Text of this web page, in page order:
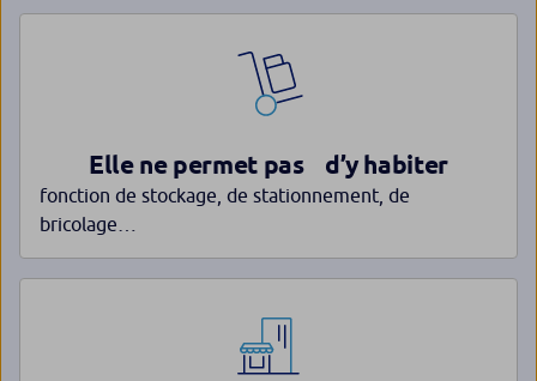
Elle ne permet pas d’y habiter
fonction de stockage, de stationnement, de
bricolage…